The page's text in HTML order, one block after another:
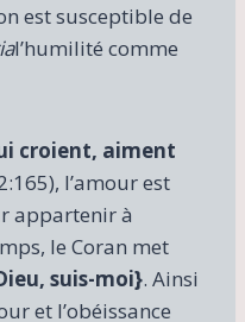
est susceptible de
l’humilité comme
croient, aiment
l’amour est
appartenir à
le Coran met
suis-moi}. Ainsi
et l’obéissance